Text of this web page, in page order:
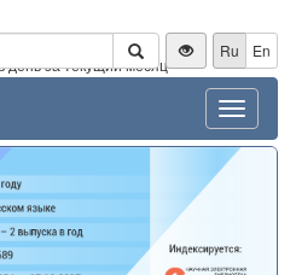
день за текущий месяц
Ru En
Toggle